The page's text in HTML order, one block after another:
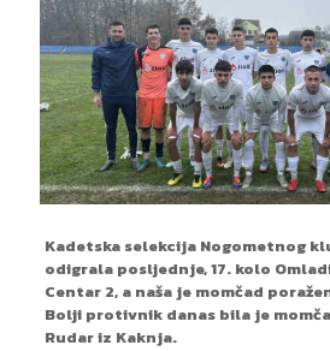
Kadetska selekcija Nogometnog
odigrala posljednje, 17. kolo
Centar 2, a naša je momčad
Bolji protivnik danas bila je
Rudar iz Kaknja.